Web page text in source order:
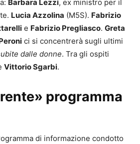
Barbara Lezzi, ex ministro per il
Lucia Azzolina (M5S). Fabrizio
e Fabrizio Pregliasco. Greta
ci si concentrerà sugli ultimi
dalle donne. Tra gli ospiti
Vittorio Sgarbi.
» programma
di informazione condotto